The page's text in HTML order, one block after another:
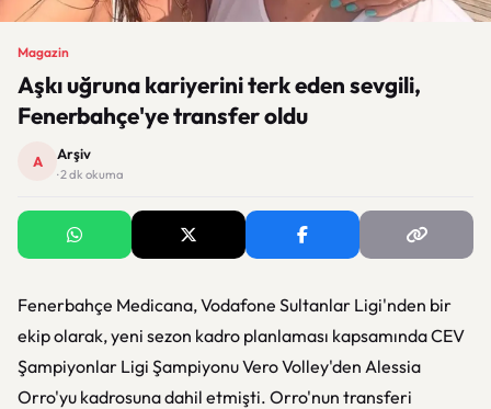
Magazin
Aşkı uğruna kariyerini terk eden sevgili,
Fenerbahçe'ye transfer oldu
A Arşiv
· 2 dk okuma
Fenerbahçe Medicana, Vodafone Sultanlar Ligi'nden bir
ekip olarak, yeni sezon kadro planlaması kapsamında CEV
Şampiyonlar Ligi Şampiyonu Vero Volley'den Alessia
Orro'yu kadrosuna dahil etmişti. Orro'nun transferi